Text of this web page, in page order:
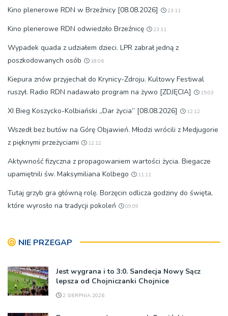
Kino plenerowe RDN w Brzeźnicy [08.08.2026] 23:11
Kino plenerowe RDN odwiedziło Brzeźnicę 23:11
Wypadek quada z udziałem dzieci. LPR zabrał jedną z
poszkodowanych osób
18:06
Kiepura znów przyjechał do Krynicy-Zdroju. Kultowy Festiwal
ruszył. Radio RDN nadawało program na żywo [ZDJĘCIA]
15:03
XI Bieg Koszycko-Kolbiański „Dar życia” [08.08.2026] 12:12
Wszedł bez butów na Górę Objawień. Młodzi wrócili z Medjugorie
z pięknymi przeżyciami
12:12
Aktywność fizyczna z propagowaniem wartości życia. Biegacze
upamiętnili św. Maksymiliana Kolbego
11:11
Tutaj grzyb gra główną rolę. Borzęcin odlicza godziny do święta,
które wyrosło na tradycji pokoleń
09:09
NIE PRZEGAP
Jest wygrana i to 3:0. Sandecja Nowy Sącz
lepsza od Chojniczanki Chojnice
2 SIERPNIA 2026